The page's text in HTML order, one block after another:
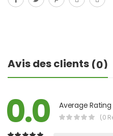
Avis des clients (0)
0.0 Average Rating
(0